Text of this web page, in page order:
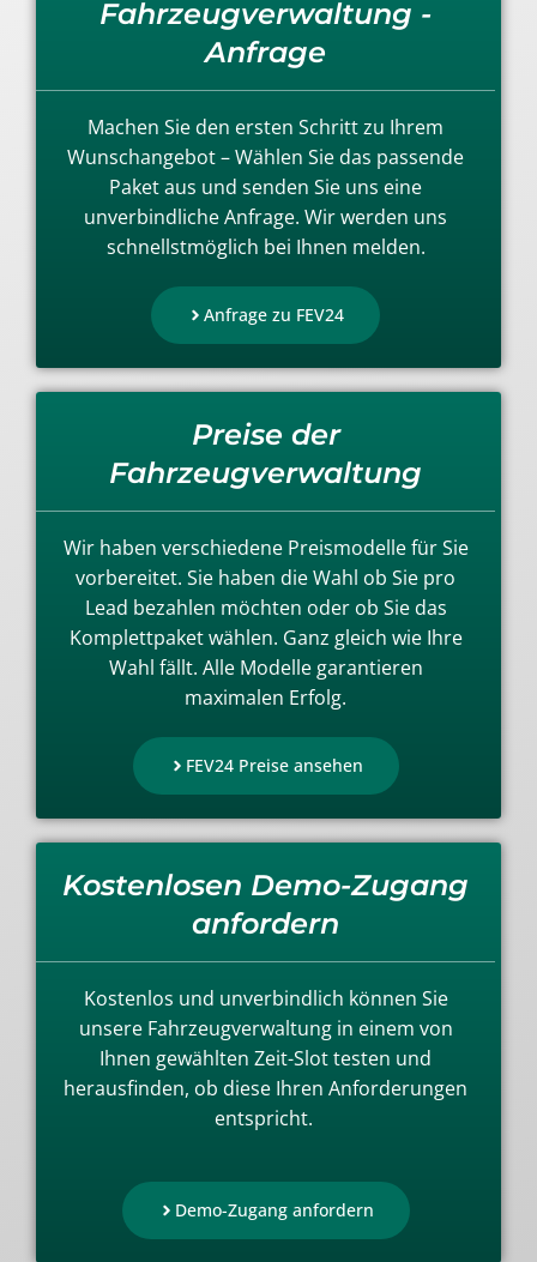
Fahrzeugverwaltung -
Anfrage
Machen Sie den ersten Schritt zu Ihrem
Wunschangebot – Wählen Sie das passende
Paket aus und senden Sie uns eine
unverbindliche Anfrage. Wir werden uns
schnellstmöglich bei Ihnen melden.
Anfrage zu FEV24
Preise der
Fahrzeugverwaltung
Wir haben verschiedene Preismodelle für Sie
vorbereitet. Sie haben die Wahl ob Sie pro
Lead bezahlen möchten oder ob Sie das
Komplettpaket wählen. Ganz gleich wie Ihre
Wahl fällt. Alle Modelle garantieren
maximalen Erfolg.
FEV24 Preise ansehen
Kostenlosen Demo-Zugang
anfordern
Kostenlos und unverbindlich können Sie
unsere Fahrzeugverwaltung in einem von
Ihnen gewählten Zeit-Slot testen und
herausfinden, ob diese Ihren Anforderungen
entspricht.
Demo-Zugang anfordern